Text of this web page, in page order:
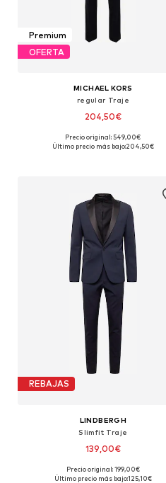
Premium
OFERTA
MICHAEL KORS
regular Traje
204,50€
Tallas disponibles: 46, 48, 50, 54, 56
Precio original: 549,00€
Último precio más bajo:204,50€
REBAJAS
LINDBERGH
Slimfit Traje
139,00€
Tallas disponibles: 48, 50, 52, 56
Precio original: 199,00€
Último precio más bajo:125,10€